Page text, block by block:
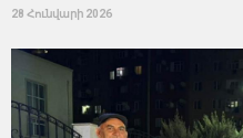
28 Հունվարի 2026